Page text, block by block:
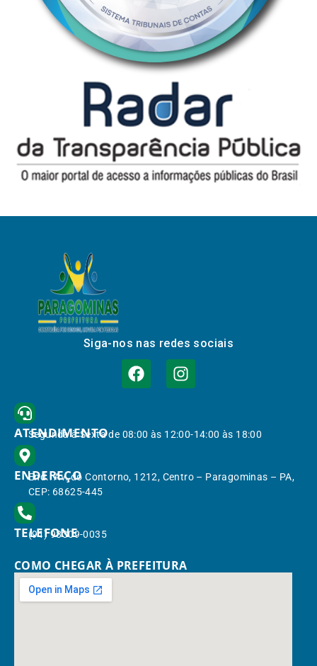
Siga-nos nas redes sociais
ATENDIMENTO
Segunda à Sexta de 08:00 às 12:00-14:00 às 18:00
ENDEREÇO
End.: Av. do Contorno, 1212, Centro – Paragominas – PA,
CEP: 68625-445
TELEFONE
(91) 98309-0035
COMO CHEGAR À PREFEITURA